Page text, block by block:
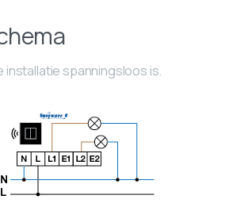
installatie spanningsloos is.